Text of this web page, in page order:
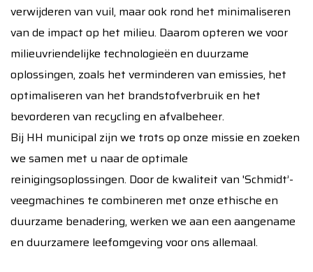
verwijderen van vuil, maar ook rond het minimaliseren
van de impact op het milieu. Daarom opteren we voor
milieuvriendelijke technologieën en duurzame
oplossingen, zoals het verminderen van emissies, het
optimaliseren van het brandstofverbruik en het
bevorderen van recycling en afvalbeheer.
Bij HH municipal zijn we trots op onze missie en zoeken
we samen met u naar de optimale
reinigingsoplossingen. Door de kwaliteit van 'Schmidt’-
veegmachines te combineren met onze ethische en
duurzame benadering, werken we aan een aangename
en duurzamere leefomgeving voor ons allemaal.